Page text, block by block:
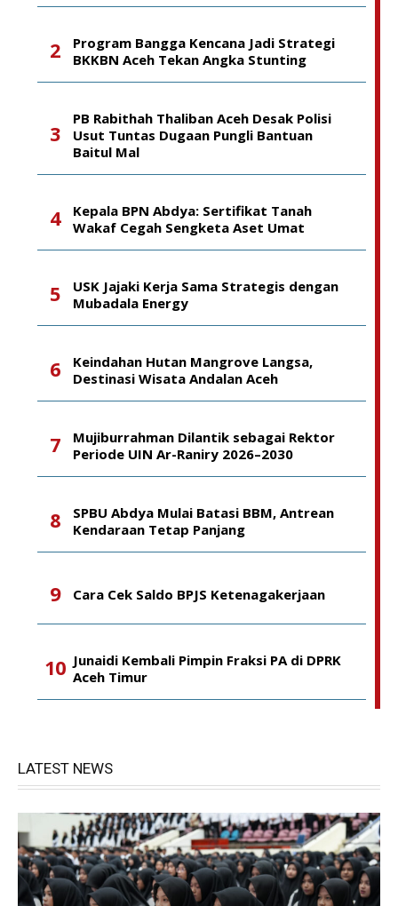
Program Bangga Kencana Jadi Strategi
BKKBN Aceh Tekan Angka Stunting
PB Rabithah Thaliban Aceh Desak Polisi
Usut Tuntas Dugaan Pungli Bantuan
Baitul Mal
Kepala BPN Abdya: Sertifikat Tanah
Wakaf Cegah Sengketa Aset Umat
USK Jajaki Kerja Sama Strategis dengan
Mubadala Energy
Keindahan Hutan Mangrove Langsa,
Destinasi Wisata Andalan Aceh
Mujiburrahman Dilantik sebagai Rektor
Periode UIN Ar-Raniry 2026–2030
SPBU Abdya Mulai Batasi BBM, Antrean
Kendaraan Tetap Panjang
Cara Cek Saldo BPJS Ketenagakerjaan
Junaidi Kembali Pimpin Fraksi PA di DPRK
Aceh Timur
LATEST NEWS